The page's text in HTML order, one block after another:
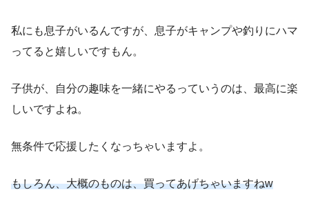
私にも息子がいるんですが、息子がキャンプや釣りにハマ
ってると嬉しいですもん。
子供が、自分の趣味を一緒にやるっていうのは、最高に楽
しいですよね。
無条件で応援したくなっちゃいますよ。
もしろん、大概のものは、買ってあげちゃいますねw